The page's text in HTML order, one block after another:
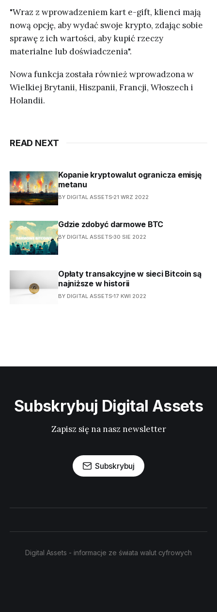
"Wraz z wprowadzeniem kart e-gift, klienci mają
nową opcję, aby wydać swoje krypto, zdając sobie
sprawę z ich wartości, aby kupić rzeczy
materialne lub doświadczenia".
Nowa funkcja została również wprowadzona w
Wielkiej Brytanii, Hiszpanii, Francji, Włoszech i
Holandii.
READ NEXT
Kopanie kryptowalut ogranicza emisję
metanu
BY DIGITAL ASSETS 21 WRZ 2022
Gdzie zdobyć darmowe BTC
BY DIGITAL ASSETS 30 SIE 2022
Opłaty transakcyjne w sieci Bitcoin są
najniższe w historii
BY DIGITAL ASSETS 17 KWI 2022
Subskrybuj Digital Assets
Zapisz się na nasz newsletter
Subskrybuj
Digital Assets - informacje ze świata walut cyfrowych